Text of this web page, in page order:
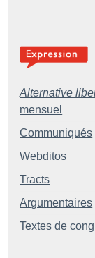
Alternative
mensuel
Communiqués
Webditos
Tracts
Argumentaires
Textes de